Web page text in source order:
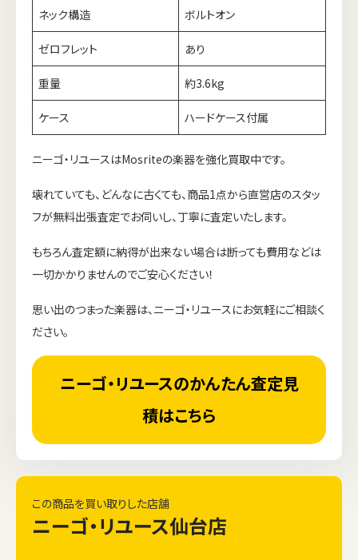
ネック構造 ボルトオン
ゼロフレット あり
重量 約3.6kg
ケース ハードケース付属
ニーゴ・リユースはMosriteの楽器を強化買取中です。
壊れていても、どんなに古くても、商品1点から直営店のスタッ
フが無料出張査定でお伺いし、丁寧に査定いたします。
もちろん査定額に納得が出来ない場合は断っても費用などは
一切かかりませんのでご安心ください！
思い出のつまった楽器は、ニーゴ・リユースにお気軽にご相談く
ださい。
ニーゴ・リユースのかんたん査定見
積はこちら
この商品を買い取りした店舗
ニーゴ・リユース仙台店